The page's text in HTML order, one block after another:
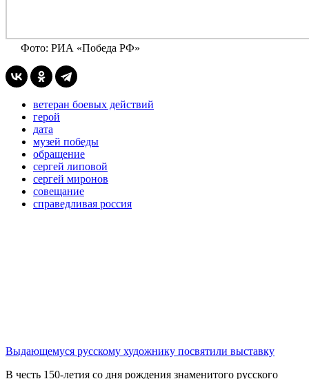
Фото: РИА «Победа РФ»
ветеран боевых действий
герой
дата
музей победы
обращение
сергей липовой
сергей миронов
совещание
справедливая россия
Выдающемуся русскому художнику посвятили выставку
В честь 150-летия со дня рождения знаменитого русского